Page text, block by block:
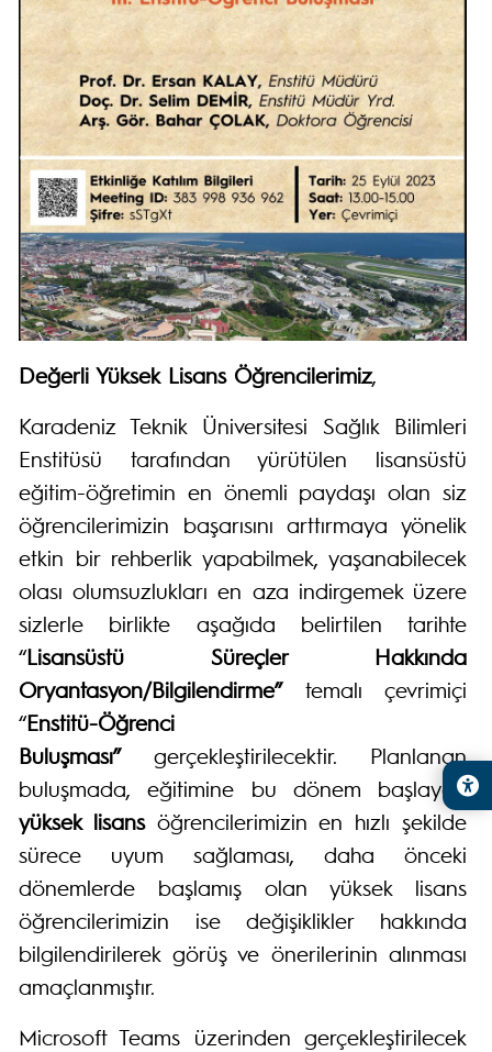
Değerli Yüksek Lisans Öğrencilerimiz,
Karadeniz Teknik Üniversitesi Sağlık Bilimleri
Enstitüsü tarafından yürütülen lisansüstü
eğitim-öğretimin en önemli paydaşı olan siz
öğrencilerimizin başarısını arttırmaya yönelik
etkin bir rehberlik yapabilmek, yaşanabilecek
olası olumsuzlukları en aza indirgemek üzere
sizlerle birlikte aşağıda belirtilen tarihte
“Lisansüstü Süreçler Hakkında
Oryantasyon/Bilgilendirme”temalı çevrimiçi
“Enstitü-Öğrenci
Buluşması”gerçekleştirilecektir. Planlanan
buluşmada, eğitimine bu dönem başlayan
yüksek lisansöğrencilerimizin en hızlı şekilde
sürece uyum sağlaması, daha önceki
dönemlerde başlamış olan yüksek lisans
öğrencilerimizin ise değişiklikler hakkında
bilgilendirilerek görüş ve önerilerinin alınması
amaçlanmıştır.
Microsoft Teams üzerinden gerçekleştirilecek